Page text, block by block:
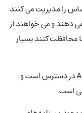
را مدیریت می کنند
دهند و می خواهند از
محافظت کنند بسیار
این برنامه برای هر دو دستگاه iOS و Android در دسترس است و
است.